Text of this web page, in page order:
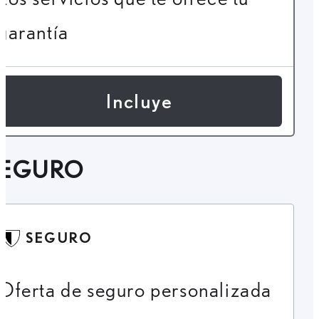
Incluye
SEGURO
de seguro personalizada